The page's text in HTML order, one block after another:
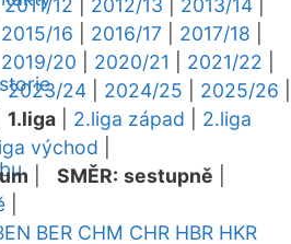
2011/12 2012/13 2013/14
2015/16 2016/17 2017/18
2019/20 2020/21 2021/22
2023/24 2024/25 2025/26
1.liga 2.liga západ
2.liga
východ
SMĚR: sestupně
BER CHM CHR HBR HKR